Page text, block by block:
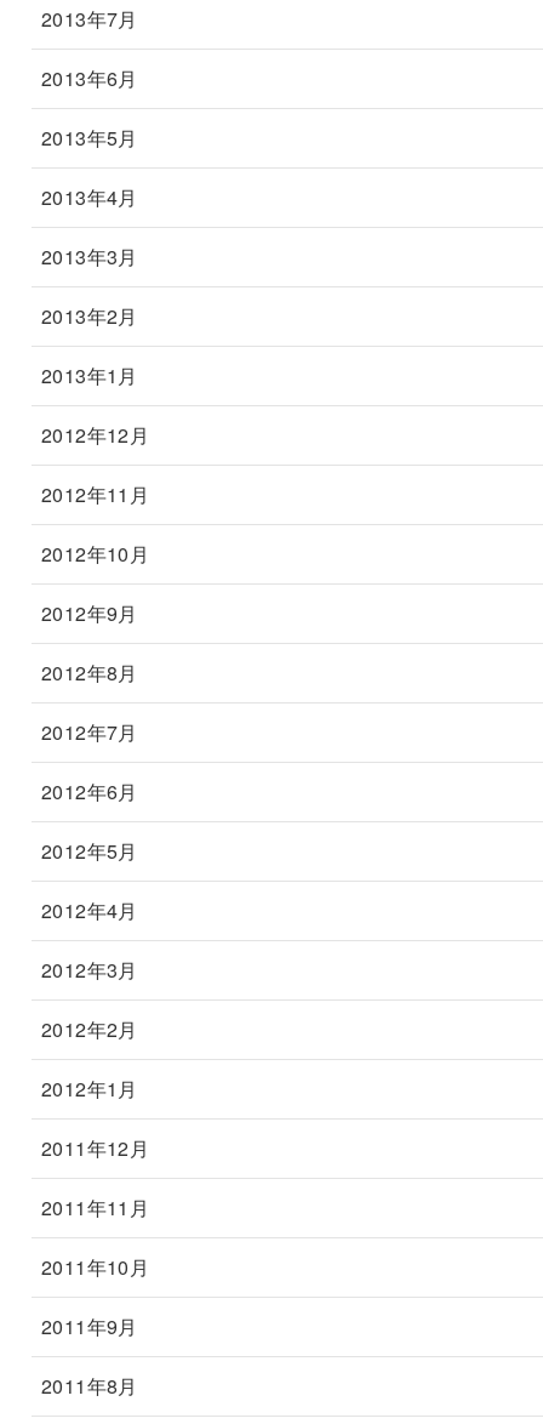
2013年7月
2013年6月
2013年5月
2013年4月
2013年3月
2013年2月
2013年1月
2012年12月
2012年11月
2012年10月
2012年9月
2012年8月
2012年7月
2012年6月
2012年5月
2012年4月
2012年3月
2012年2月
2012年1月
2011年12月
2011年11月
2011年10月
2011年9月
2011年8月